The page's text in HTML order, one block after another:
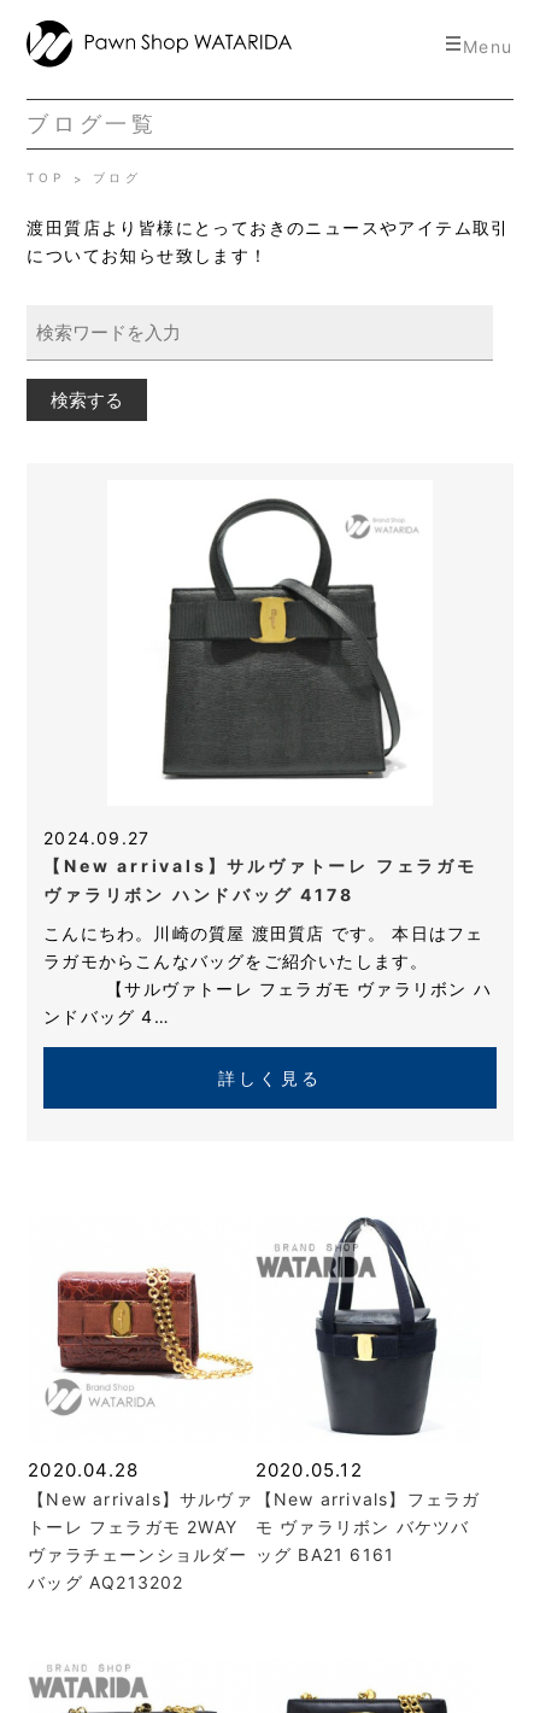
toggle
Menu
ブログ一覧
TOP ブログ
渡田質店より皆様にとっておきのニュースやアイテム取引
についてお知らせ致します！
2024.09.27
【New arrivals】サルヴァトーレ フェラガモ
ヴァラリボン ハンドバッグ 4178
こんにちわ。川崎の質屋 渡田質店 です。 本日はフェ
ラガモからこんなバッグをご紹介いたします。
【サルヴァトーレ フェラガモ ヴァラリボン ハ
ンドバッグ 4…
詳しく見る
2020.04.28
【New arrivals】サルヴァ
トーレ フェラガモ 2WAY
ヴァラチェーンショルダー
バッグ AQ213202
2020.05.12
【New arrivals】フェラガ
モ ヴァラリボン バケツバ
ッグ BA21 6161